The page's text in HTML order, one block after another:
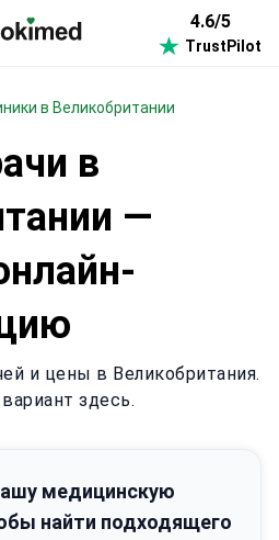
4.6/5
TrustPilot
в Великобритании
в
—
и цены в Великобритания.
здесь.
медицинскую
найти подходящего